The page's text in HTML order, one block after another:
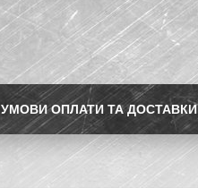
УМОВИ ОПЛАТИ ТА ДОСТАВКИ